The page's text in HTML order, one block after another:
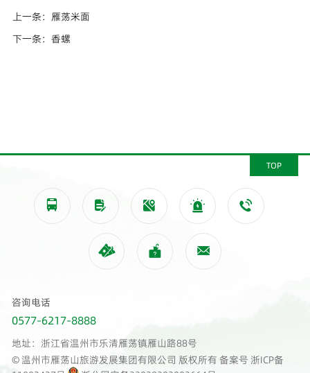
上一条：雁荡米面
下一条：香螺
TOP
    
  
咨询电话
0577-6217-8888
地址：浙江省温州市乐清雁荡镇雁山路88号
© 温州市雁荡山旅游发展集团有限公司 版权所有 备案号浙ICP备